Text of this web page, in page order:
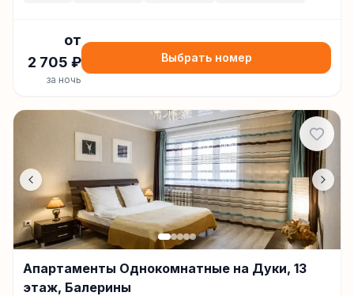
от
2 705 ₽
за ночь
Выбрать номер
Апартаменты Однокомнатные на Дуки, 13
этаж, Балерины